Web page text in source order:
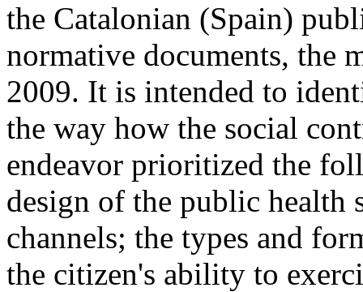
the Catalonian (Spain)
normative documents, the
2009. It is intended to
the way how the social
endeavor prioritized the
design of the public health
channels; the types and
the citizen's ability to